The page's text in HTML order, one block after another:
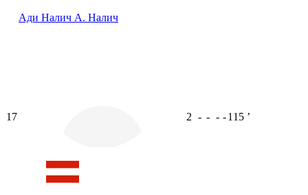
Ади Налич А. Налич
17 2 - - - -115 ʼ